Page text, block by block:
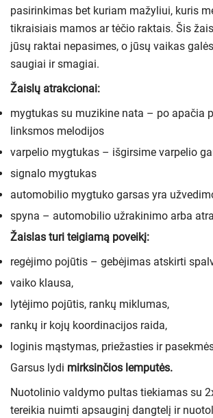
pasirinkimas bet kuriam mažyliui, kuris
tikraisiais mamos ar tėčio raktais. Šis
jūsų raktai nepasimes, o jūsų vaikas
saugiai ir smagiai.
Žaislų atrakcionai:
mygtukas su muzikine nata – po apačia
linksmos melodijos
varpelio mygtukas – išgirsime varpelio
signalo mygtukas
automobilio mygtuko garsas yra
spyna – automobilio užrakinimo arba
Žaislas turi teigiamą poveikį:
regėjimo pojūtis – gebėjimas atskirti
vaiko klausa,
lytėjimo pojūtis, rankų miklumas,
rankų ir kojų koordinacijos raida,
loginis mąstymas, priežasties ir
Garsus lydi mirksinčios lemputės.
Nuotolinio valdymo pultas tiekiamas su
tereikia nuimti apsauginį dangtelį ir